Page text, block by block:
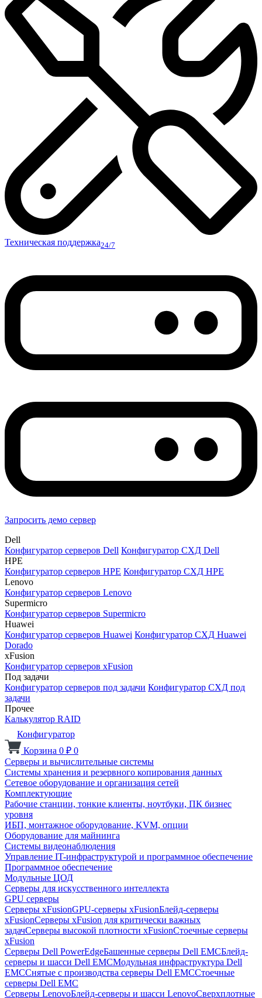
Техническая поддержка24/7
Запросить демо сервер
Dell
Конфигуратор серверов Dell Конфигуратор СХД Dell
HPE
Конфигуратор серверов HPE Конфигуратор СХД HPE
Lenovo
Конфигуратор серверов Lenovo
Supermicro
Конфигуратор серверов Supermicro
Huawei
Конфигуратор серверов Huawei Конфигуратор СХД Huawei
Dorado
xFusion
Конфигуратор серверов xFusion
Под задачи
Конфигуратор серверов под задачи Конфигуратор СХД под
задачи
Прочее
Калькулятор RAID
Конфигуратор
Корзина 0 ₽ 0
Серверы и вычислительные системы
Системы хранения и резервного копирования данных
Сетевое оборудование и организация сетей
Комплектующие
Рабочие станции, тонкие клиенты, ноутбуки, ПК бизнес
уровня
ИБП, монтажное оборудование, KVM, опции
Оборудование для майнинга
Системы видеонаблюдения
Управление IT-инфраструктурой и программное обеспечение
Программное обеспечение
Модульные ЦОД
Серверы для искусственного интеллекта
GPU серверы
Серверы xFusionGPU-серверы xFusionБлейд-серверы
xFusionСерверы xFusion для критически важных
задачСерверы высокой плотности xFusionСтоечные серверы
xFusion
Серверы Dell PowerEdgeБашенные серверы Dell EMCБлейд-
серверы и шасси Dell EMCМодульная инфраструктура Dell
EMCСнятые с производства серверы Dell EMCСтоечные
серверы Dell EMC
Серверы LenovoБлейд-серверы и шасси LenovoСверхплотные